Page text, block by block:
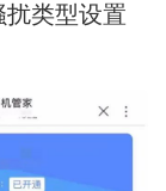
扰类型设置